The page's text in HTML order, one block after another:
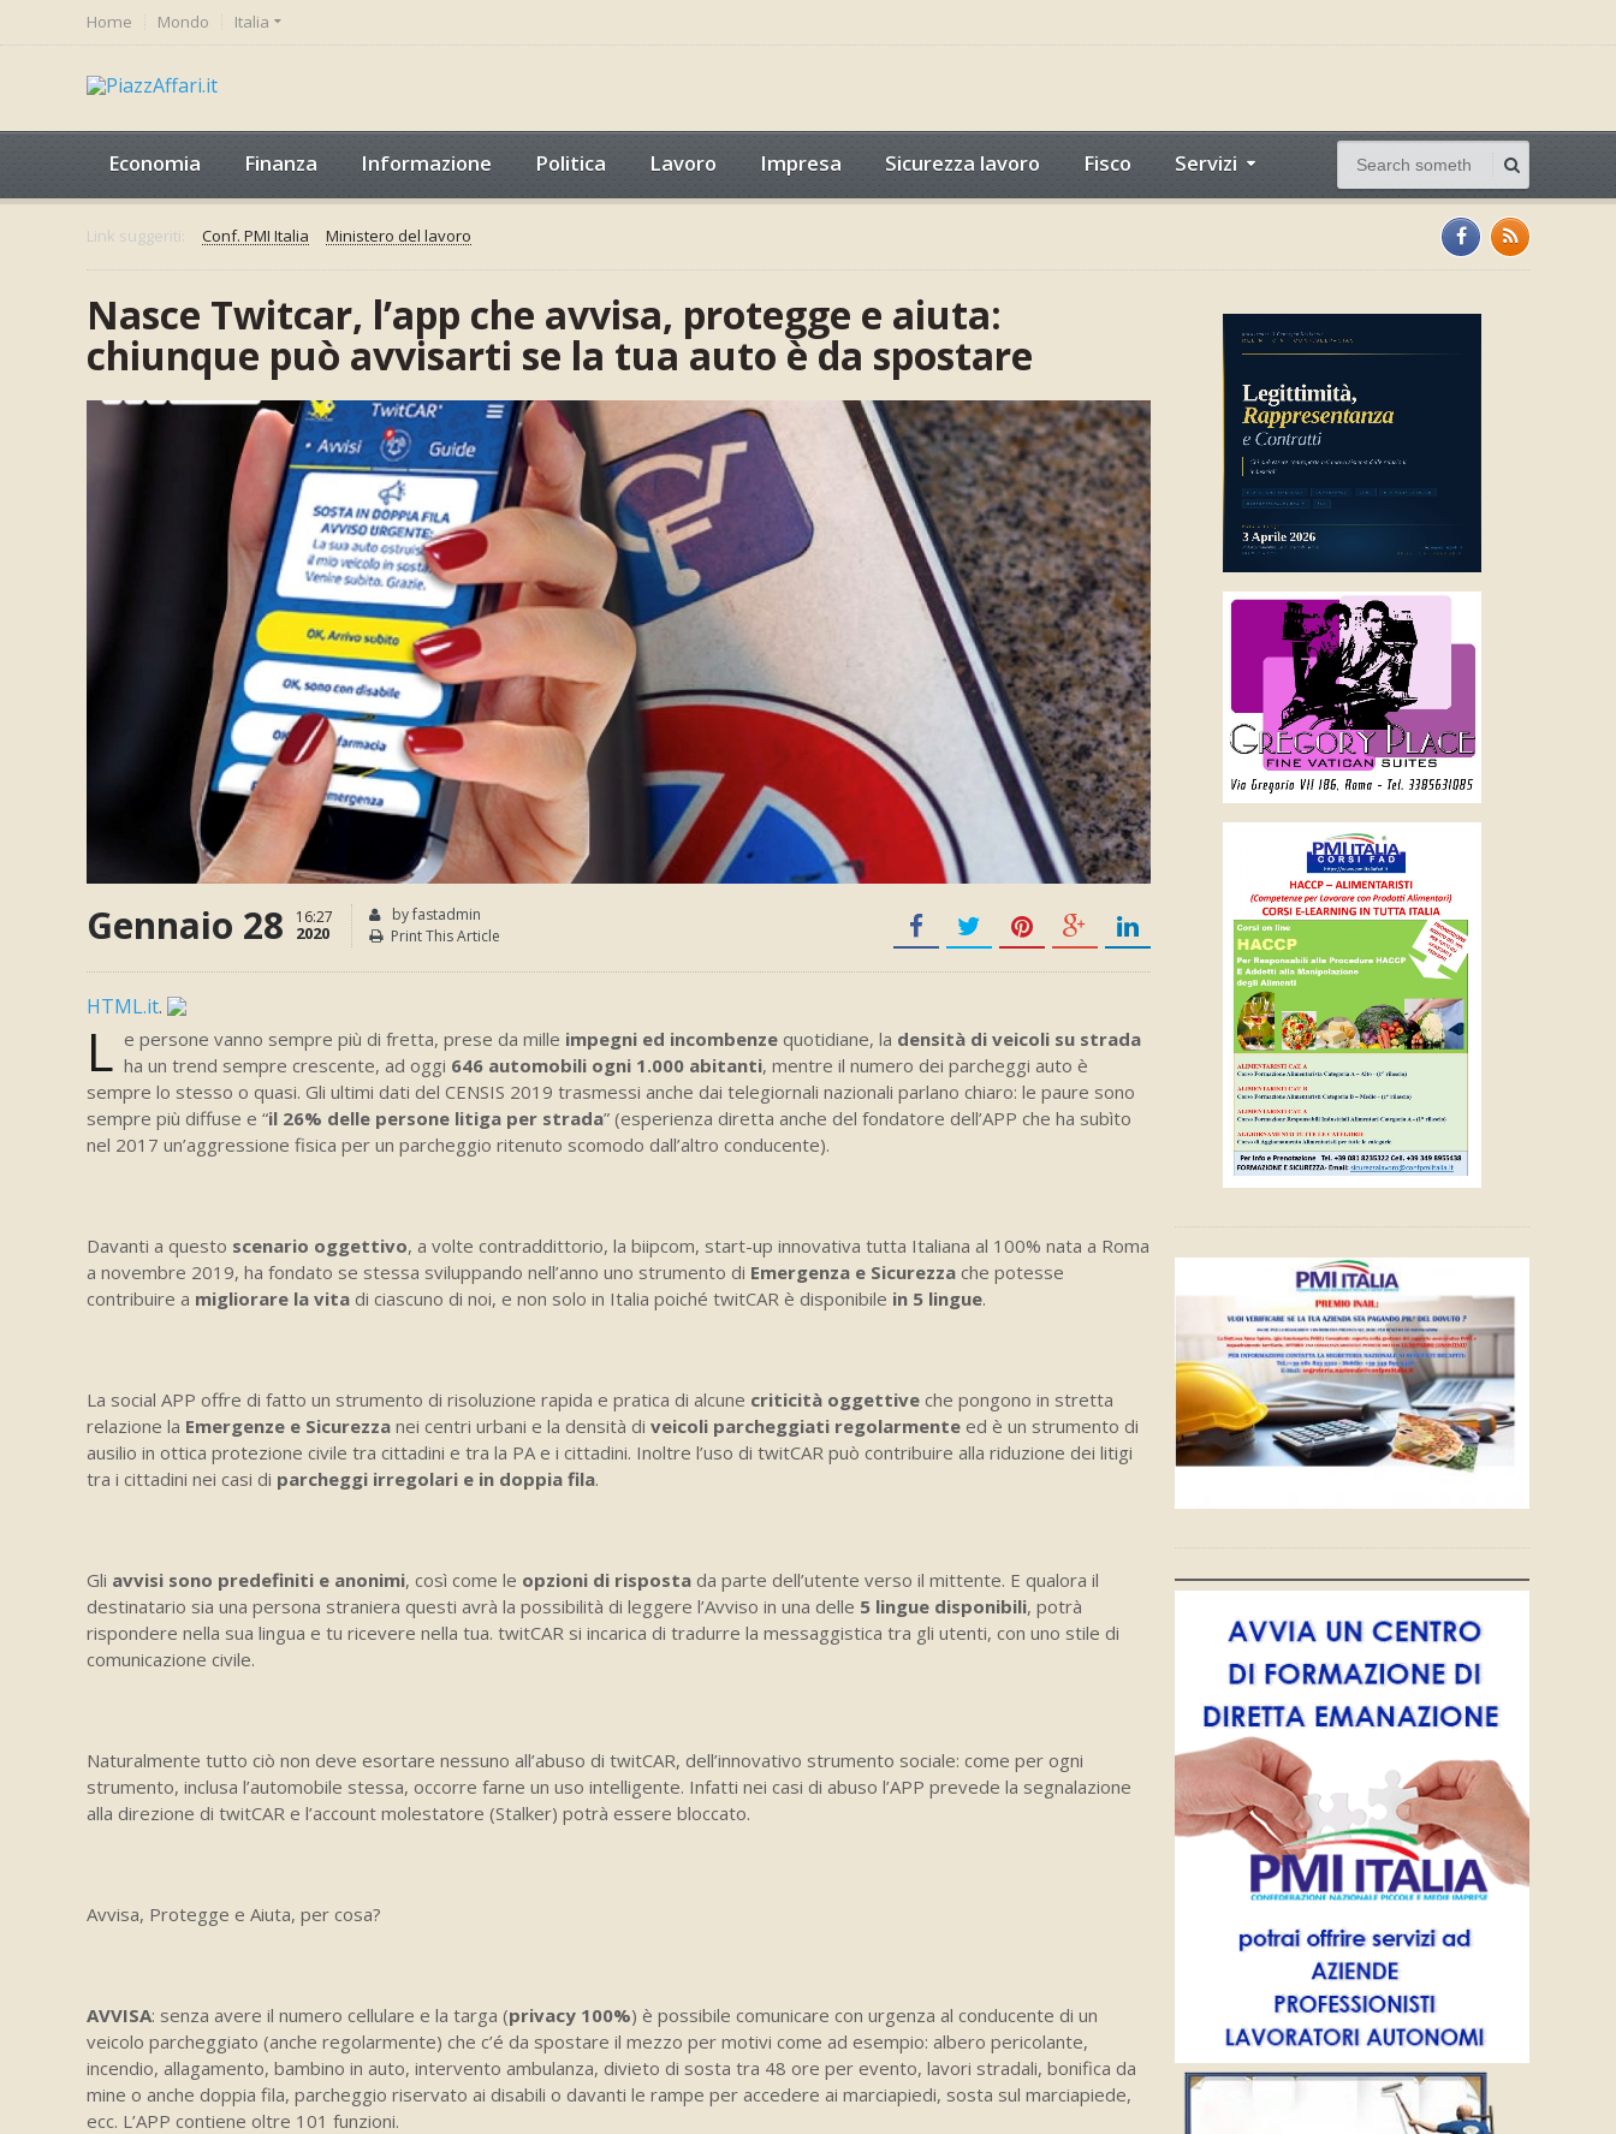
Home Mondo Italia
Economia Finanza Informazione Politica Lavoro Impresa Sicurezza lavoro Fisco Servizi
Link suggeriti: Conf. PMI Italia Ministero del lavoro
Nasce Twitcar, l’app che avvisa, protegge e aiuta:
chiunque può avvisarti se la tua auto è da spostare
Gennaio 28 16:27
2020
by fastadmin
Print This Article
HTML.it.
L e persone vanno sempre più di fretta, prese da mille impegni ed incombenze quotidiane, la densità di veicoli su strada
ha un trend sempre crescente, ad oggi 646 automobili ogni 1.000 abitanti, mentre il numero dei parcheggi auto è
sempre lo stesso o quasi. Gli ultimi dati del CENSIS 2019 trasmessi anche dai telegiornali nazionali parlano chiaro: le paure sono
sempre più diffuse e “il 26% delle persone litiga per strada” (esperienza diretta anche del fondatore dell’APP che ha subìto
nel 2017 un’aggressione fisica per un parcheggio ritenuto scomodo dall’altro conducente).
Davanti a questo scenario oggettivo, a volte contraddittorio, la biipcom, start-up innovativa tutta Italiana al 100% nata a Roma
a novembre 2019, ha fondato se stessa sviluppando nell’anno uno strumento di Emergenza e Sicurezza che potesse
contribuire a migliorare la vita di ciascuno di noi, e non solo in Italia poiché twitCAR è disponibile in 5 lingue.
La social APP offre di fatto un strumento di risoluzione rapida e pratica di alcune criticità oggettive che pongono in stretta
relazione la Emergenze e Sicurezza nei centri urbani e la densità di veicoli parcheggiati regolarmente ed è un strumento di
ausilio in ottica protezione civile tra cittadini e tra la PA e i cittadini. Inoltre l’uso di twitCAR può contribuire alla riduzione dei litigi
tra i cittadini nei casi di parcheggi irregolari e in doppia fila.
Gli avvisi sono predefiniti e anonimi, così come le opzioni di risposta da parte dell’utente verso il mittente. E qualora il
destinatario sia una persona straniera questi avrà la possibilità di leggere l’Avviso in una delle 5 lingue disponibili, potrà
rispondere nella sua lingua e tu ricevere nella tua. twitCAR si incarica di tradurre la messaggistica tra gli utenti, con uno stile di
comunicazione civile.
Naturalmente tutto ciò non deve esortare nessuno all’abuso di twitCAR, dell’innovativo strumento sociale: come per ogni
strumento, inclusa l’automobile stessa, occorre farne un uso intelligente. Infatti nei casi di abuso l’APP prevede la segnalazione
alla direzione di twitCAR e l’account molestatore (Stalker) potrà essere bloccato.
Avvisa, Protegge e Aiuta, per cosa?
AVVISA: senza avere il numero cellulare e la targa (privacy 100%) è possibile comunicare con urgenza al conducente di un
veicolo parcheggiato (anche regolarmente) che c’é da spostare il mezzo per motivi come ad esempio: albero pericolante,
incendio, allagamento, bambino in auto, intervento ambulanza, divieto di sosta tra 48 ore per evento, lavori stradali, bonifica da
mine o anche doppia fila, parcheggio riservato ai disabili o davanti le rampe per accedere ai marciapiedi, sosta sul marciapiede,
ecc. L’APP contiene oltre 101 funzioni.